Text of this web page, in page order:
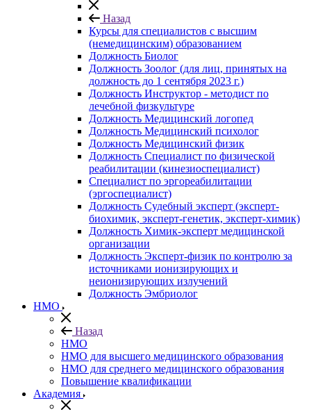
Назад
Курсы для специалистов с высшим
(немедицинским) образованием
Должность Биолог
Должность Зоолог (для лиц, принятых на
должность до 1 сентября 2023 г.)
Должность Инструктор - методист по
лечебной физкультуре
Должность Медицинский логопед
Должность Медицинский психолог
Должность Медицинский физик
Должность Специалист по физической
реабилитации (кинезиоспециалист)
Специалист по эргореабилитации
(эргоспециалист)
Должность Судебный эксперт (эксперт-
биохимик, эксперт-генетик, эксперт-химик)
Должность Химик-эксперт медицинской
организации
Должность Эксперт-физик по контролю за
источниками ионизирующих и
неионизирующих излучений
Должность Эмбриолог
НМО
Назад
НМО
НМО для высшего медицинского образования
НМО для среднего медицинского образования
Повышение квалификации
Академия